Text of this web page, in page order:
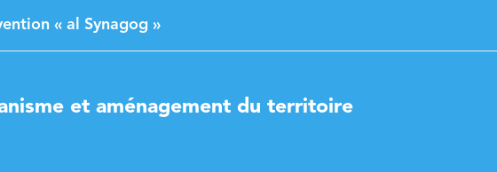
« al Synagog »
et aménagement du territoire